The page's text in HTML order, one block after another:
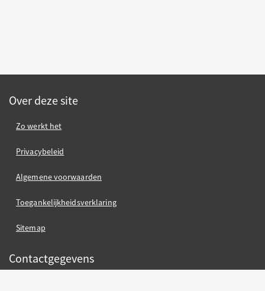
Over deze site
Zo werkt het
Privacybeleid
Algemene voorwaarden
Toegankelijkheidsverklaring
Sitemap
Contactgegevens